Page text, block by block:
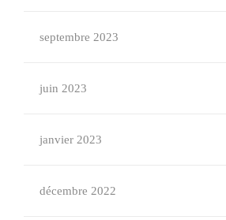
septembre 2023
juin 2023
janvier 2023
décembre 2022